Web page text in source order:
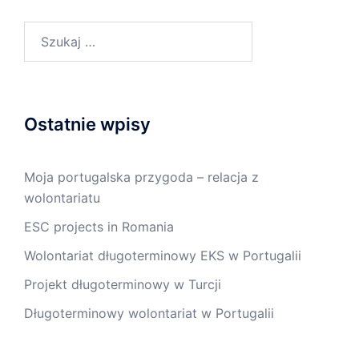
Ostatnie wpisy
Moja portugalska przygoda – relacja z
wolontariatu
ESC projects in Romania
Wolontariat długoterminowy EKS w Portugalii
Projekt długoterminowy w Turcji
Długoterminowy wolontariat w Portugalii